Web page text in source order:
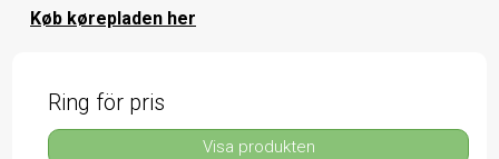
Køb kørepladen her
Ring för pris
Visa produkten